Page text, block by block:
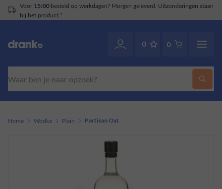
Voor 15:00besteld op werkdagen? Morgen geleverd. Uitzonderingen staan
bij het product.*
0 0
Home Wodka Plain Partisan Oat